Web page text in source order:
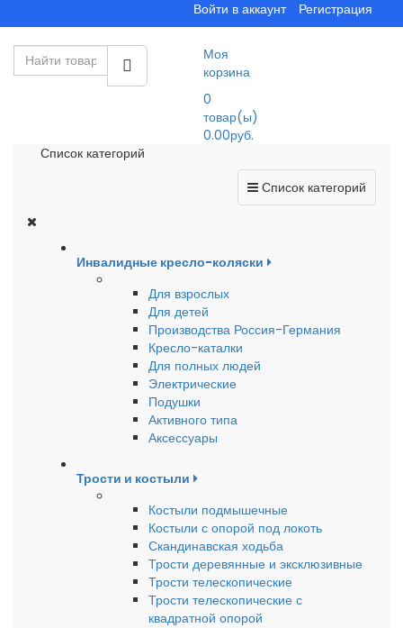
Войти в аккаунт Регистрация
Моя
корзина
0
товар(ы)
0.00руб.
Список категорий
Список категорий
Инвалидные кресло-коляски
Для взрослых
Для детей
Производства Россия-Германия
Кресло-каталки
Для полных людей
Электрические
Подушки
Активного типа
Аксессуары
Трости и костыли
Костыли подмышечные
Костыли с опорой под локоть
Скандинавская ходьба
Трости деревянные и эксклюзивные
Трости телескопические
Трости телескопические с
квадратной опорой